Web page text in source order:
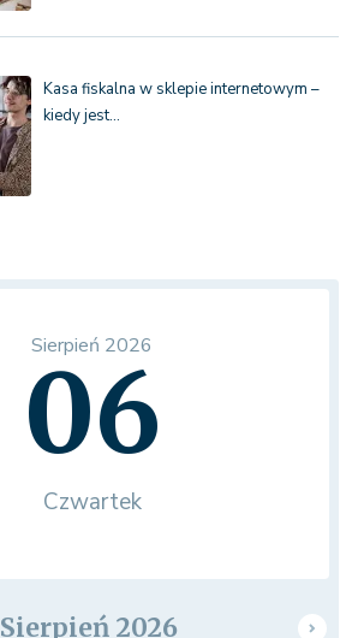
Kasa fiskalna w sklepie internetowym –
kiedy jest…
Sierpień 2026
06
Czwartek
Sierpień 2026